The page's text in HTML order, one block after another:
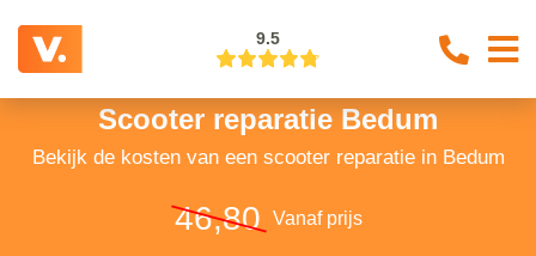
9.5
Scooter reparatie Bedum
Bekijk de kosten van een scooter reparatie in Bedum
46,80 Vanaf prijs